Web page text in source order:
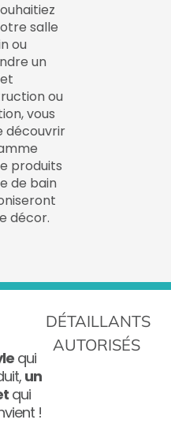
salle
ou
un
ou
vous
découvrir
produits
de bain
décor.
qui
un
qui
!
DÉTAILLANTS
AUTORISÉS